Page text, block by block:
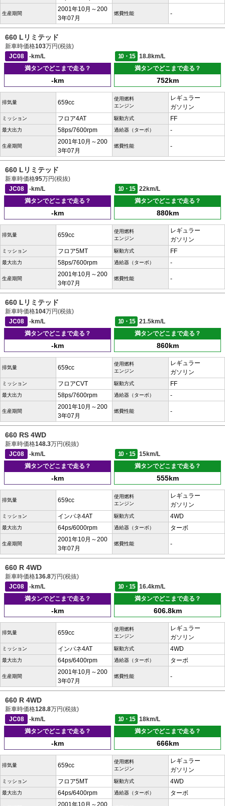
生産期間
2001年10月～200
3年07月
燃費性能 -
660 Lリミテッド
新車時価格103万円(税抜)
JC08
-km/L 10・15
18.8km/L
満タンでどこまで走る？
-km
満タンでどこまで走る？
752km
排気量 659cc
使用燃料
エンジン
レギュラー
ガソリン
ミッション フロア4AT 駆動方式 FF
最大出力 58ps/7600rpm 過給器（ターボ） -
生産期間
2001年10月～200
3年07月
燃費性能 -
660 Lリミテッド
新車時価格95万円(税抜)
JC08
-km/L 10・15
22km/L
満タンでどこまで走る？
-km
満タンでどこまで走る？
880km
排気量 659cc
使用燃料
エンジン
レギュラー
ガソリン
ミッション フロア5MT 駆動方式 FF
最大出力 58ps/7600rpm 過給器（ターボ） -
生産期間
2001年10月～200
3年07月
燃費性能 -
660 Lリミテッド
新車時価格104万円(税抜)
JC08
-km/L 10・15
21.5km/L
満タンでどこまで走る？
-km
満タンでどこまで走る？
860km
排気量 659cc
使用燃料
エンジン
レギュラー
ガソリン
ミッション フロアCVT 駆動方式 FF
最大出力 58ps/7600rpm 過給器（ターボ） -
生産期間
2001年10月～200
3年07月
燃費性能 -
660 RS 4WD
新車時価格148.3万円(税抜)
JC08
-km/L 10・15
15km/L
満タンでどこまで走る？
-km
満タンでどこまで走る？
555km
排気量 659cc
使用燃料
エンジン
レギュラー
ガソリン
ミッション インパネ4AT 駆動方式 4WD
最大出力 64ps/6000rpm 過給器（ターボ） ターボ
生産期間
2001年10月～200
3年07月
燃費性能 -
660 R 4WD
新車時価格136.8万円(税抜)
JC08
-km/L 10・15
16.4km/L
満タンでどこまで走る？
-km
満タンでどこまで走る？
606.8km
排気量 659cc
使用燃料
エンジン
レギュラー
ガソリン
ミッション インパネ4AT 駆動方式 4WD
最大出力 64ps/6400rpm 過給器（ターボ） ターボ
生産期間
2001年10月～200
3年07月
燃費性能 -
660 R 4WD
新車時価格128.8万円(税抜)
JC08
-km/L 10・15
18km/L
満タンでどこまで走る？
-km
満タンでどこまで走る？
666km
排気量 659cc
使用燃料
エンジン
レギュラー
ガソリン
ミッション フロア5MT 駆動方式 4WD
最大出力 64ps/6400rpm 過給器（ターボ） ターボ